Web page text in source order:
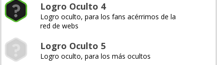
Logro Oculto 4
Logro oculto, para los fans acérrimos de la
red de webs
Logro Oculto 5
Logro oculto, para los más ocultos